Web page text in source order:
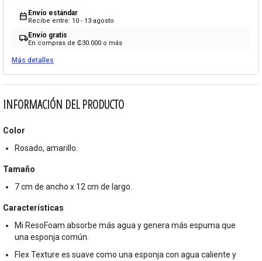
calendar_month Envío estándar
Recibe entre: 10 - 13 agosto
local_shippingEnvío gratis
En compras de ₡30.000 o más
Más detalles
INFORMACIÓN DEL PRODUCTO
Color
Rosado, amarillo.
Tamaño
7 cm de ancho x 12 cm de largo.
Características
Mi ResoFoam absorbe más agua y genera más espuma que
una esponja común.
Flex Texture es suave como una esponja con agua caliente y